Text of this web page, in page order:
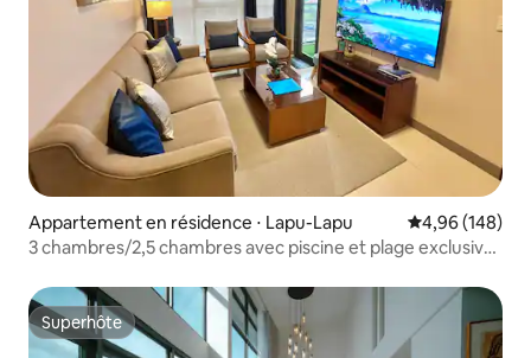
Appartement en résidence ⋅ Lapu-Lapu Évaluation
4,96 (148)
3 chambres/2,5 chambres avec piscine et plage exclusives
Superhôte
Superhôte